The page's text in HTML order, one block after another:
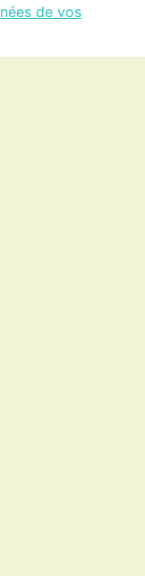
de vos